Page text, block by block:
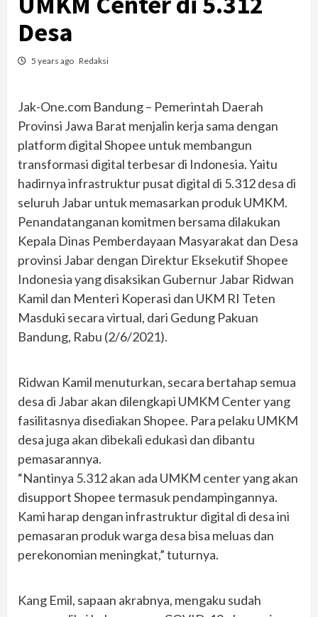
Desa
5 years ago Redaksi
Jak-One.com Bandung – Pemerintah Daerah
Provinsi Jawa Barat menjalin kerja sama dengan
platform digital Shopee untuk membangun
transformasi digital terbesar di Indonesia. Yaitu
hadirnya infrastruktur pusat digital di 5.312 desa di
seluruh Jabar untuk memasarkan produk UMKM.
Penandatanganan komitmen bersama dilakukan
Kepala Dinas Pemberdayaan Masyarakat dan Desa
provinsi Jabar dengan Direktur Eksekutif Shopee
Indonesia yang disaksikan Gubernur Jabar Ridwan
Kamil dan Menteri Koperasi dan UKM RI Teten
Masduki secara virtual, dari Gedung Pakuan
Bandung, Rabu (2/6/2021).
Ridwan Kamil menuturkan, secara bertahap semua
desa di Jabar akan dilengkapi UMKM Center yang
fasilitasnya disediakan Shopee. Para pelaku UMKM
desa juga akan dibekali edukasi dan dibantu
pemasarannya.
“Nantinya 5.312 akan ada UMKM center yang akan
disupport Shopee termasuk pendampingannya.
Kami harap dengan infrastruktur digital di desa ini
pemasaran produk warga desa bisa meluas dan
perekonomian meningkat,” tuturnya.
Kang Emil, sapaan akrabnya, mengaku sudah